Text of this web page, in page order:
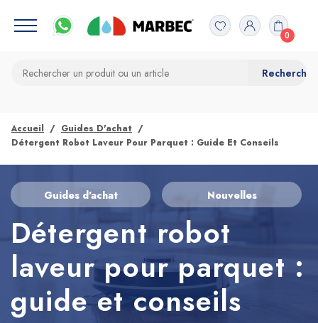
0
Accueil
Guides D'achat
Détergent Robot Laveur Pour Parquet : Guide Et Conseils
Guides d'achat Nouvelles
Détergent robot
laveur pour parquet :
guide et conseils